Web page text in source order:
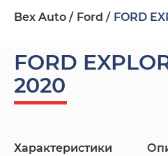
Bex Auto Ford FORD
FORD
2020
Характеристики